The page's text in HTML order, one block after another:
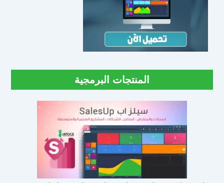
المنتجات البرمجية